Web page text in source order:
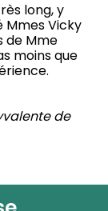
long, y
Vicky
de Mme
moins que
de